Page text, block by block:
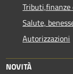
Salute,
Autorizzazioni
NOVITÀ